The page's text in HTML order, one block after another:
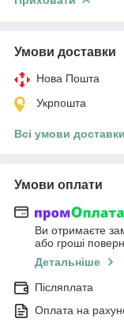
Умови доставки
Нова Пошта
Укрпошта
Всі умови доставки
Умови оплати
Ви отримаєте
або гроші
Детальніше
Післяплата
Оплата на